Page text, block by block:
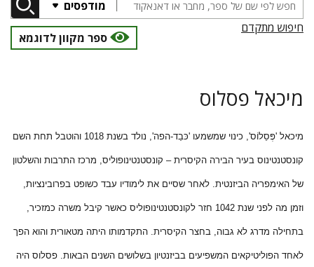
מודפסים
חיפוש מתקדם
ספר מקוון לדוגמא
מיכאל פסלוס
מיכאל 'פְּסֵלוֹס', כינוי שמשמעו 'כּבַד-הפה', נולד בשנת 1018 והוטבל תחת השם
קונסטנטינוס בעיר הבירה הקיסרית – קונסטנטינופוליס, מרכז התרבות והשלטון
של האימפריה הביזנטית. לאחר שסיים את לימודיו עבד כשופט בפרובינציות,
וזמן מה לפני שנת 1042 חזר לקונסטנטינופוליס כאשר קיבל משרה כמזכיר,
בתחילה מדרג לא גבוה, בחצר הקיסרית. התקדמותו היתה מטאורית והוא הפך
לאחד הפוליטיקאים המשפיעים בביזנטיון בשלושים השנים הבאות. פסלוס היה